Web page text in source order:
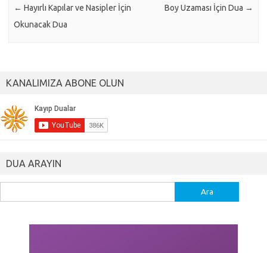
← Hayırlı Kapılar ve Nasipler İçin
Okunacak Dua
Boy Uzaması İçin Dua →
KANALIMIZA ABONE OLUN
DUA ARAYIN